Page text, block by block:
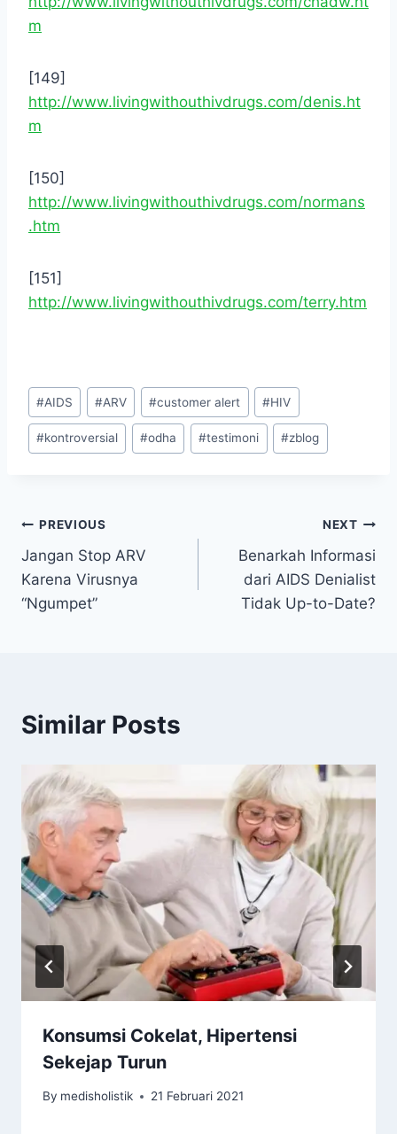
m
[149]
http://www.livingwithouthivdrugs.com/denis.ht
m
[150]
http://www.livingwithouthivdrugs.com/normans
.htm
[151]
http://www.livingwithouthivdrugs.com/terry.htm
Post
Tags:
#AIDS #ARV #customer alert #HIV
#kontroversial #odha #testimoni #zblog
Navigasi
pos
PREVIOUS
Jangan Stop ARV
Karena Virusnya
“Ngumpet”
NEXT
Benarkah Informasi
dari AIDS Denialist
Tidak Up-to-Date?
Similar Posts
Konsumsi Cokelat, Hipertensi
Sekejap Turun
By medisholistik 21 Februari 2021